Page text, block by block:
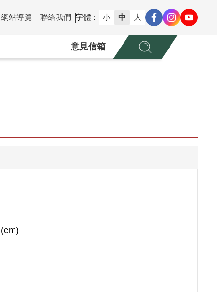
網站導覽 聯絡我們 字體： 小 中 大
意見信箱